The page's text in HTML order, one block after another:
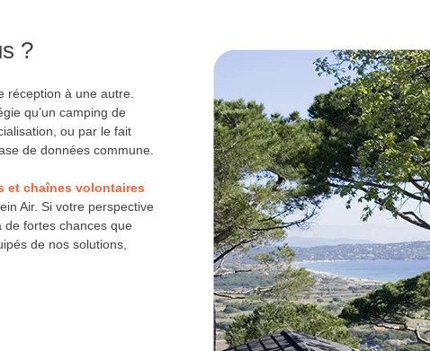
?
réception à une autre.
qu’un camping de
ou par le fait
de données commune.
et chaînes volontaires
Air. Si votre perspective
fortes chances que
de nos solutions,